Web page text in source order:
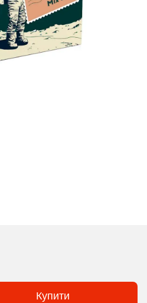
Купити